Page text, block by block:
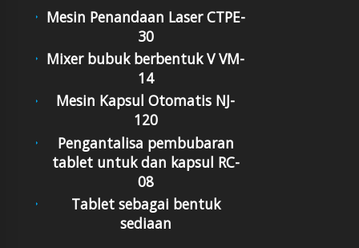
Mesin Penandaan Laser CTPE-
30
Mixer bubuk berbentuk V VM-
14
Mesin Kapsul Otomatis NJ-
120
Pengantalisa pembubaran
tablet untuk dan kapsul RC-
08
Tablet sebagai bentuk
sediaan